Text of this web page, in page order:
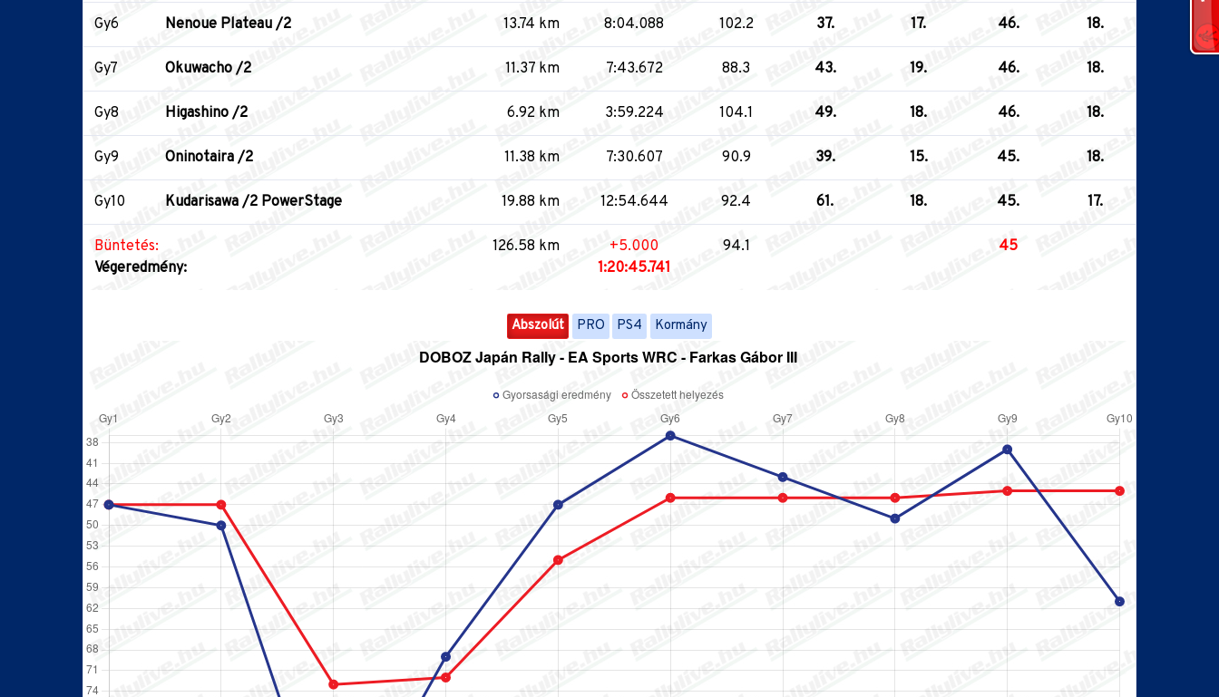
Gy6 Nenoue Plateau /2 13.74 km 8:04.088 102.2 37. 17. 46. 18.
Gy7 Okuwacho /2 11.37 km 7:43.672 88.3 43. 19. 46. 18.
Gy8 Higashino /2 6.92 km 3:59.224 104.1 49. 18. 46. 18.
Gy9 Oninotaira /2 11.38 km 7:30.607 90.9 39. 15. 45. 18.
Gy10 Kudarisawa /2 PowerStage 19.88 km 12:54.644 92.4 61. 18. 45. 17.
Büntetés:
Végeredmény:
126.58 km
+5.000
1:20:45.741
94.1 45
Abszolút PRO PS4 Kormány